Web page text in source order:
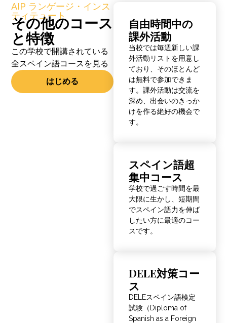
AIP ランゲージ・インス
ティテュート
その他のコース
と特徴
この学校で開講されている
全スペイン語コースを見る
はじめる
自由時間中の
課外活動
当校では毎週新しい課
外活動リストを用意し
ており、そのほとんど
は無料で参加できま
す。課外活動は交流を
深め、出会いのきっか
けを作る絶好の機会で
す。
スペイン語超
集中コース
学校で過ごす時間を最
大限に生かし、短期間
でスペイン語力を伸ば
したい方に最適のコー
スです。
DELE対策コー
ス
DELEスペイン語検定
試験（Diploma of
Spanish as a Foreign